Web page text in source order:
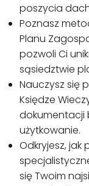
poszycia
Poznasz
Planu
pozwoli Ci
sąsiedztwie
Nauczysz się
Księdze
dokumentacji
użytkowanie.
Odkryjesz,
się Twoim